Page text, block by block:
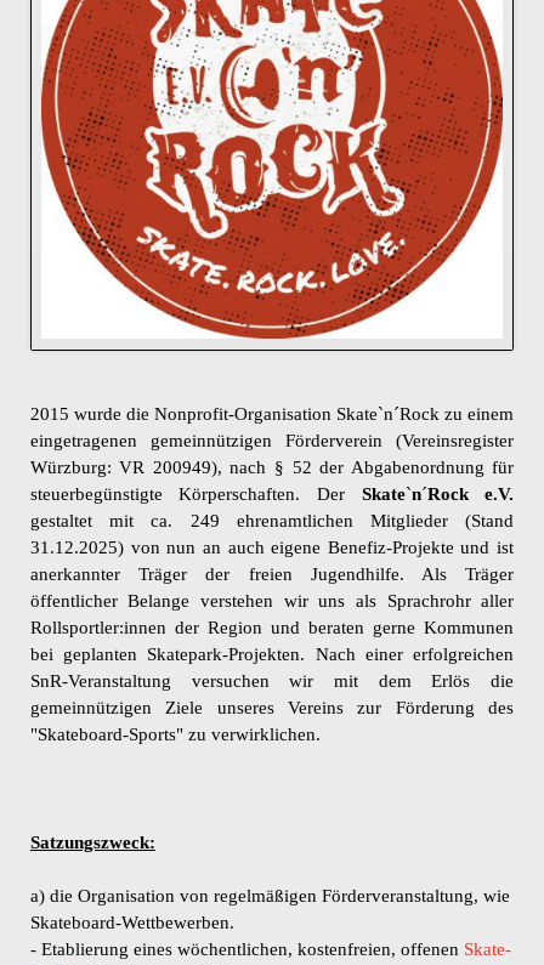
2015 wurde die Nonprofit-Organisation Skate`n´Rock zu einem
eingetragenen gemeinnützigen Förderverein (Vereinsregister
Würzburg: VR 200949), nach § 52 der Abgabenordnung für
steuerbegünstigte Körperschaften. Der Skate`n´Rock e.V.
gestaltet mit ca. 249 ehrenamtlichen Mitglieder (Stand
31.12.2025) von nun an auch eigene Benefiz-Projekte und ist
anerkannter Träger der freien Jugendhilfe. Als Träger
öffentlicher Belange verstehen wir uns als Sprachrohr aller
Rollsportler:innen der Region und beraten gerne Kommunen
bei geplanten Skatepark-Projekten. Nach einer erfolgreichen
SnR-Veranstaltung versuchen wir mit dem Erlös die
gemeinnützigen Ziele unseres Vereins zur Förderung des
"Skateboard-Sports" zu verwirklichen.
Satzungszweck:
a) die Organisation von regelmäßigen Förderveranstaltung, wie
Skateboard-Wettbewerben.
- Etablierung eines wöchentlichen, kostenfreien, offenen Skate-